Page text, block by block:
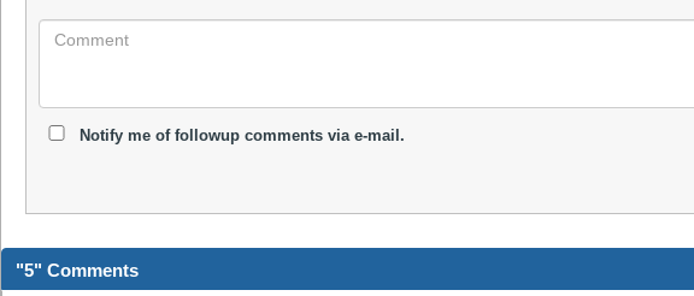
Notify me of followup comments via e-mail.
"5" Comments